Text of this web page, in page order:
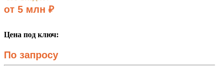
от 5 млн ₽
Цена под ключ:
По запросу